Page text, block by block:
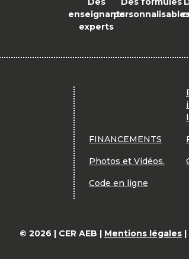
enseignants
experts
FINANCEMENTS
Photos et Vidéos.
Code en ligne
© 2026 | CER AEB | Mentions légales